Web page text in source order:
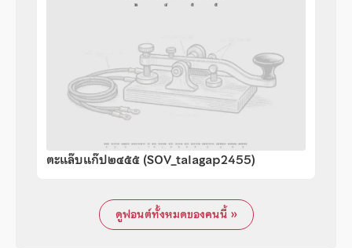
ตะแล๊บแก๊ป๒๔๕๕ (SOV_talagap2455)
ดูฟอนต์ทั้งหมดของคนนี้ »